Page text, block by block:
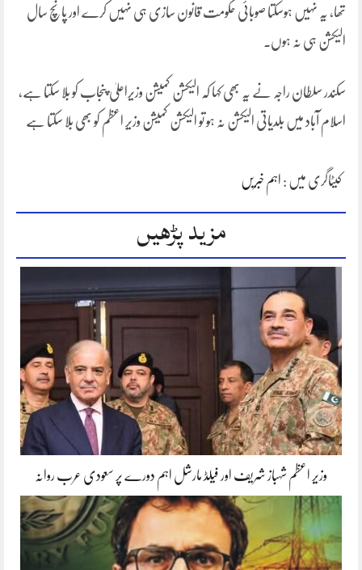
تھا، یہ نہیں ہوسکتا صوبائی حکومت قانون سازی ہی نہیں کرے اور پانچ سال
الیکشن ہی نہ ہوں۔
سکندر سلطان راجہ نے یہ بھی کہا کہ الیکشن کمیشن وزیراعلیٰ پنجاب کو بلا سکتا ہے،
اسلام آباد میں بلدیاتی الیکشن نہ ہو تو الیکشن کمیشن وزیرِ اعظم کو بھی بلا سکتا ہے
کیٹاگری میں : اہم خبریں
مزید پڑھیں
وزیر اعظم شہباز شریف اور فیلڈ مارشل اہم دورے پر سعودی عرب روانہ